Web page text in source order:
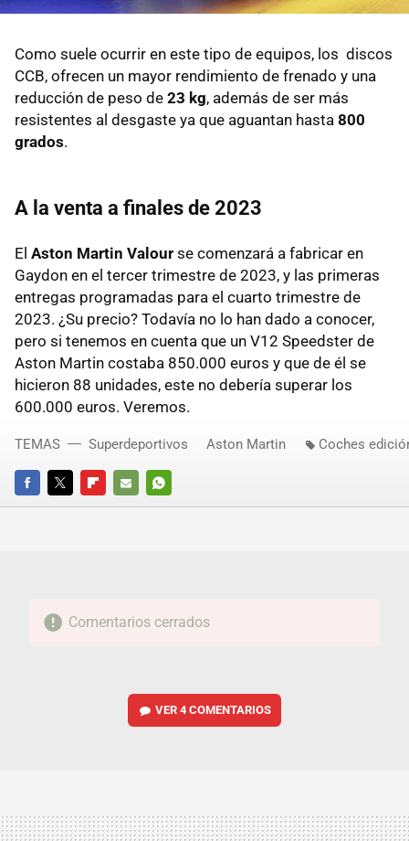
Como suele ocurrir en este tipo de equipos, los discos
CCB, ofrecen un mayor rendimiento de frenado y una
reducción de peso de 23 kg, además de ser más
resistentes al desgaste ya que aguantan hasta 800
grados.
A la venta a finales de 2023
El Aston Martin Valour se comenzará a fabricar en
Gaydon en el tercer trimestre de 2023, y las primeras
entregas programadas para el cuarto trimestre de
2023. ¿Su precio? Todavía no lo han dado a conocer,
pero si tenemos en cuenta que un V12 Speedster de
Aston Martin costaba 850.000 euros y que de él se
hicieron 88 unidades, este no debería superar los
600.000 euros. Veremos.
FACEBOOKTWITTERFLIPBOARD
E-
WHATSAPP
TEMAS Superdeportivos Aston Martin Coches
Comentarios cerrados
VER4 COMENTARIOS